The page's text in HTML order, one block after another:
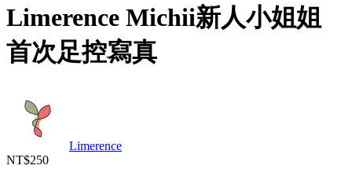
Limerence Michii新人小姐姐
首次足控寫真
Limerence
NT$250